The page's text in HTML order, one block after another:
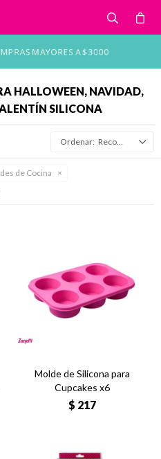
HALLOWEEN, NAVIDAD,
SILICONA
Recomendados
de Cocina
Molde de Silicona para
Cupcakes x6
$ 217